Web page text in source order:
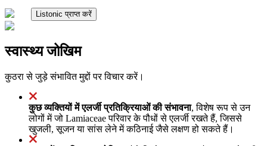
Listonic प्राप्त करें
स्वास्थ्य जोखिम
कुठरा से जुड़े संभावित मुद्दों पर विचार करें।
कुछ व्यक्तियों में एलर्जी प्रतिक्रियाओं की संभावना, विशेष रूप से उन
लोगों में जो Lamiaceae परिवार के पौधों से एलर्जी रखते हैं, जिससे
खुजली, सूजन या सांस लेने में कठिनाई जैसे लक्षण हो सकते हैं।